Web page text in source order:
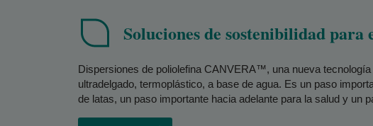
Soluciones de sostenibilidad
Dispersiones de poliolefina CANVERA™, una nueva
ultradelgado, termoplástico, a base de agua. Es un paso
de latas, un paso importante hacia adelante para la salud y un